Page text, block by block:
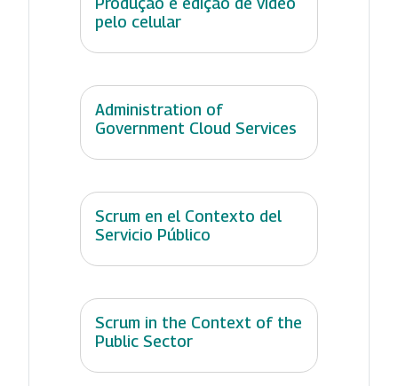
pelo celular
Administration of
Government Cloud Services
Scrum en el Contexto del
Servicio Público
Scrum in the Context of the
Public Sector